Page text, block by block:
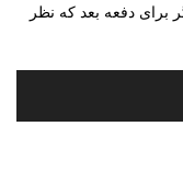
برای دفعه بعد که نظر